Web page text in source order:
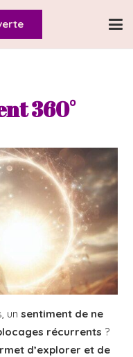
360°
un sentiment de ne
récurrents ?
d’explorer et de